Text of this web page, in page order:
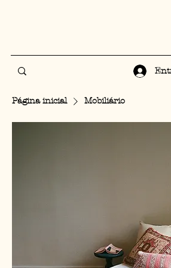
Página inicial Mobiliário